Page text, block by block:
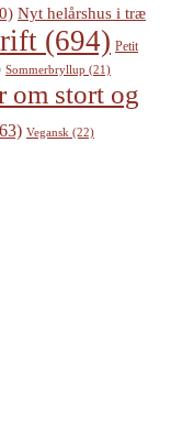
Nyt helårshus i træ
(694) Petit
Sommerbryllup (21)
om stort og
Vegansk (22)